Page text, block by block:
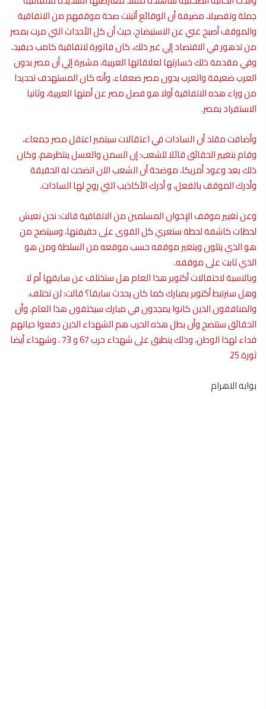
جملة وتفصيلا، مضيفة أن الوقائع أثبتت صحة موقفهم من الاتفاقية
والموقف أصبح غني عن الاستيضاح، حيث أن كل الأحداث التي مرت بمصر
من تدهور في الاقتصاد إلي غير ذلك، كان فاتورة لاتفاقية كامب ديفيد،
وفي مقدمة ذلك خسارتها لعلاقاتها العربية، مشيرة إلي أن مصر بدون
العرب ضعيفة والعرب بدون مصر ضعفاء، وأنه كان المستهدف تحديدا
من وراء هذه الاتفاقية أولا هو فصل مصر عن أمتها العربية، وثانيا
الاستفراد بمصر.
وأضافت مقلد أن السادات في اعتقالات سبتمبر اعتقل مصر جمعاء،
وقام بتغيير الحقائق قائلا للشعب: إن السمن والعسل ينتظرهم، وكان
ذلك بعد وعود أمريكا، موضحة أن الشعب الآن اتضحت له الحقيقة
وأدرك الموقف بالفعل، و أدرك الأكاذيب التي روج لها السادات.
وعن تغيير موقف الإخوان المسلمين من الاتفاقية قالت: نحن نعيش
لحظات كاشفة لحظة ستعري كل القوى على حقيقتها، وسيتضح من
هو الذي يتلون ويتغير موقفه حسب موقعه من السلطة ومن هو
الذي ثابت على موقفه.
وبالنسبة لاحتفالات أكتوبر هذا العام هل ستختلف عن سابقها أم لا
وهل سترتبط أكتوبر بمبارك كما كان يحدث سابقا؟ قالت: لن تختلف،
والمنافقون الذين كانوا يمجدون في مبارك سيختفون هذا العام، وأن
الحقائق ستتضح وأن بطل هذه الحرب هم الشهداء الذين دفعوا حياتهم
فداء لهذا الوطن، وذلك ينطبق على شهداء حرب 67 و 73 ، وشهداء أيضا
ثورة 25
بوابه الاهرام